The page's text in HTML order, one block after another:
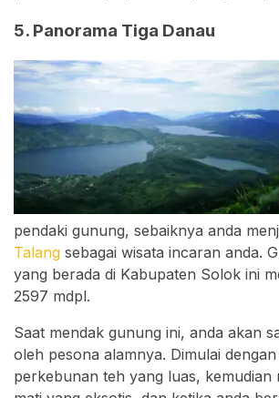
5. Panorama Tiga Danau
pendaki gunung, sebaiknya anda
Talang sebagai wisata incaran anda.
yang berada di Kabupaten Solok ini
2597 mdpl.
Saat mendak gunung ini, anda akan
oleh pesona alamnya. Dimulai
perkebunan teh yang luas, kemudian